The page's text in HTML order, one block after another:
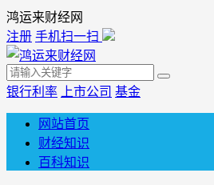
鸿运来财经网
注册 手机扫一扫
银行利率 上市公司 基金
网站首页
财经知识
百科知识